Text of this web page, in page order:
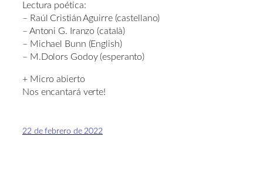
Lectura poética:
– Raúl Cristián Aguirre (castellano)
– Antoni G. Iranzo (català)
– Michael Bunn (English)
– M.Dolors Godoy (esperanto)
+ Micro abierto
Nos encantará verte!
22 de febrero de 2022